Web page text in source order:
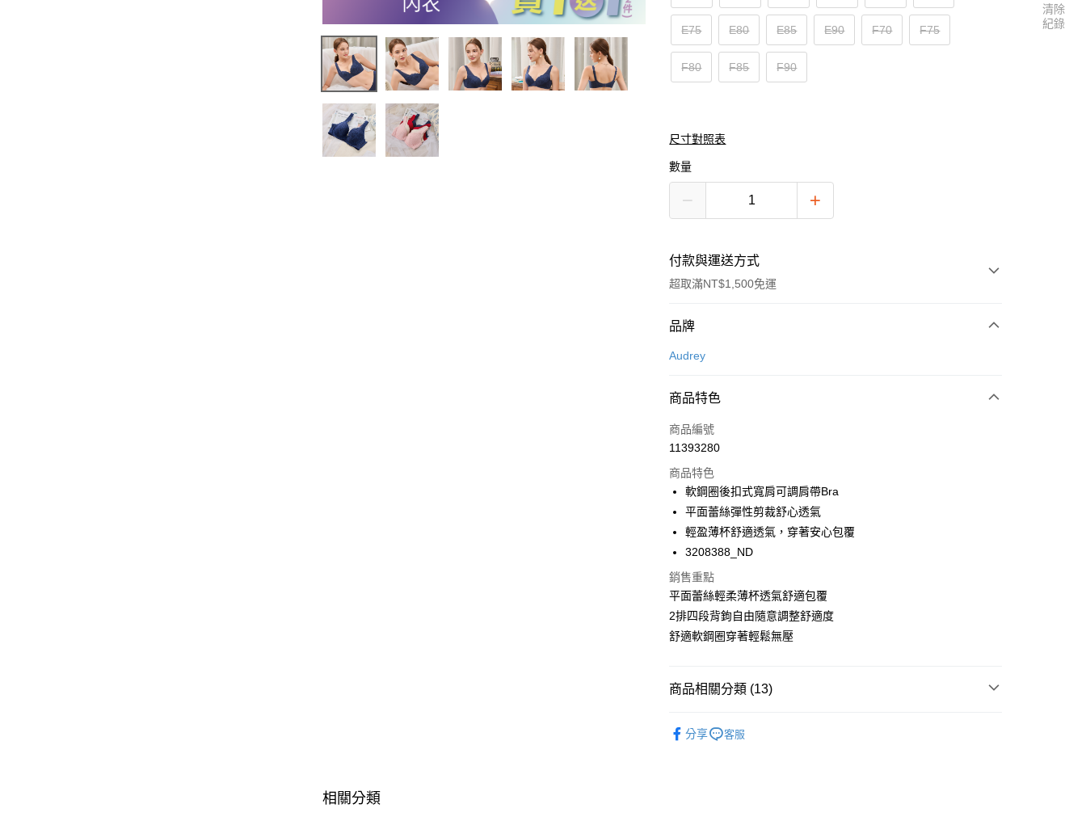
E75 E80 E85 E90 F70 F75
F80 F85 F90
尺寸對照表
數量
付款與運送方式
超取滿NT$1,500免運
付款方式
信用卡一次付款
Apple Pay
悠遊付
Google Pay
全支付
AFTEE先享後付
相關說明
【關於「AFTEE先享後付」】
AFTEE先享後付是「在收到商品之後才付款」的支付方式。 讓您購物簡單
２．便利：只要手機號碼，簡訊認證，即可結帳。
【「AFTEE先享後付」結帳流程】
ATM付款
運送方式
每筆NT$100，滿NT$1,500(含以上)免運費
品牌
Audrey
商品特色
商品編號
11393280
商品特色
軟鋼圈後扣式寬肩可調肩帶Bra
平面蕾絲彈性剪裁舒心透氣
輕盈薄杯舒適透氣，穿著安心包覆
3208388_ND
銷售重點
平面蕾絲輕柔薄杯透氣舒適包覆
2排四段背鉤自由隨意調整舒適度
舒適軟鋼圈穿著輕鬆無壓
商品相關分類 (13)
分享 客服
相關分類
清除
紀錄